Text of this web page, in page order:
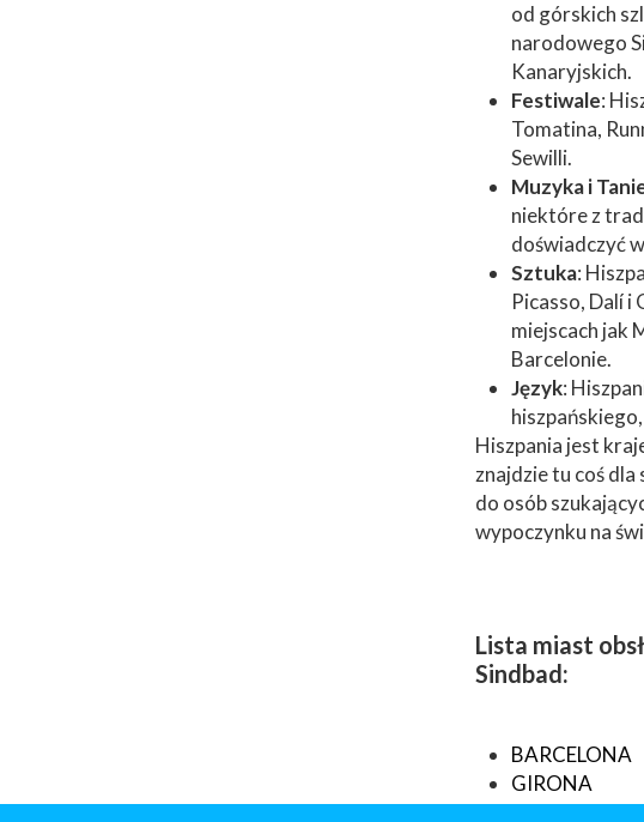
od górskich
narodowego
Kanaryjskich.
Festiwale:
Tomatina,
Sewilli.
Muzyka i
niektóre z
doświadczyć
Sztuka:
Picasso, Dalí i
miejscach jak
Barcelonie.
Język:
Hiszpania jest
znajdzie tu coś
do osób
wypoczynku na
Lista miast
Sindbad:
BARCELONA
GIRONA